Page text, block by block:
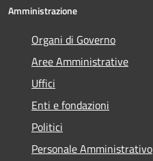
Amministrazione
Organi di Governo
Aree Amministrative
Uffici
Enti e fondazioni
Politici
Personale Amministrativo